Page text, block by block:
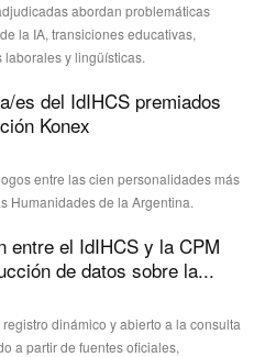
abordan problemáticas
la IA, transiciones educativas,
laborales y lingüísticas.
es del IdIHCS premiados
Konex
entre las cien personalidades más
Humanidades de la Argentina.
entre el IdIHCS y la CPM
de datos sobre la...
registro dinámico y abierto a la consulta
a partir de fuentes oficiales,